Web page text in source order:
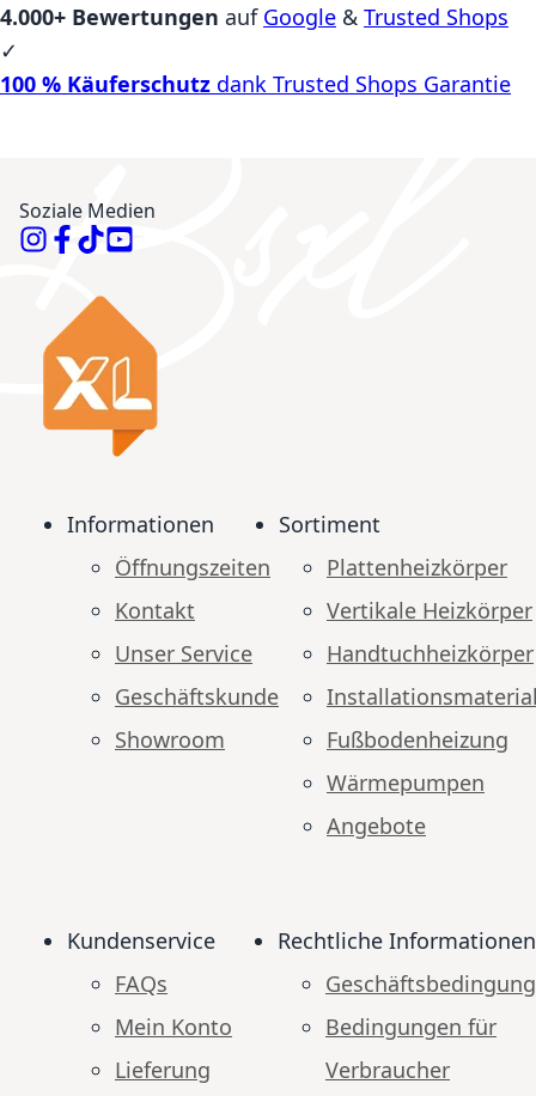
4.000+ Bewertungen auf Google & Trusted Shops
✓
100 % Käuferschutz dank Trusted Shops Garantie
Soziale Medien
Informationen
Öffnungszeiten
Kontakt
Unser Service
Geschäftskunde
Showroom
Sortiment
Plattenheizkörper
Vertikale Heizkörper
Handtuchheizkörper
Fußbodenheizung
Wärmepumpen
Angebote
Kundenservice
FAQs
Mein Konto
Lieferung
Rechtliche Informationen
Bedingungen für
Verbraucher